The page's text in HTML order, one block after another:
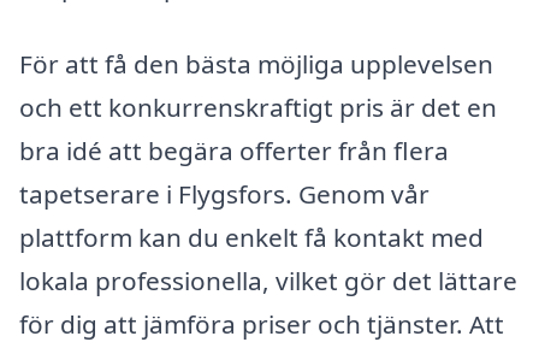
För att få den bästa möjliga upplevelsen
och ett konkurrenskraftigt pris är det en
bra idé att begära offerter från flera
tapetserare i Flygsfors. Genom vår
plattform kan du enkelt få kontakt med
lokala professionella, vilket gör det lättare
för dig att jämföra priser och tjänster. Att